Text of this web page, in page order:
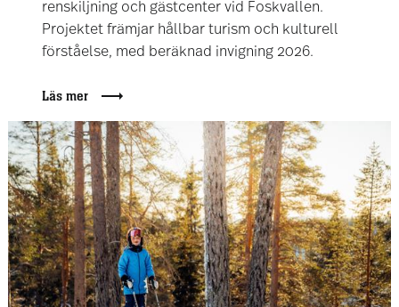
renskiljning och gästcenter vid Foskvallen.
Projektet främjar hållbar turism och kulturell
förståelse, med beräknad invigning 2026.
Läs mer